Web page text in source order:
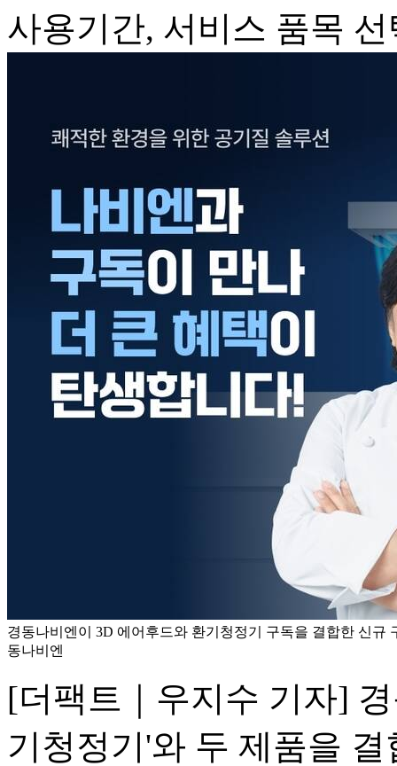
사용기간, 서비스 품목
경동나비엔이 3D 에어후드와 환기청정기 구독을 결합한 신규
동나비엔
[더팩트｜우지수 기자]
기청정기'와 두 제품을